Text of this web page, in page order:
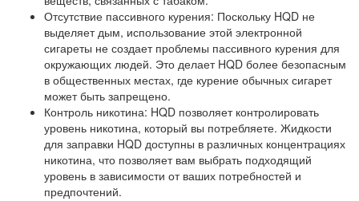
Отсутствие пассивного курения: Поскольку HQD не
выделяет дым, использование этой электронной
сигареты не создает проблемы пассивного курения для
окружающих людей. Это делает HQD более безопасным
в общественных местах, где курение обычных сигарет
может быть запрещено.
Контроль никотина: HQD позволяет контролировать
уровень никотина, который вы потребляете. Жидкости
для заправки HQD доступны в различных концентрациях
никотина, что позволяет вам выбрать подходящий
уровень в зависимости от ваших потребностей и
предпочтений.